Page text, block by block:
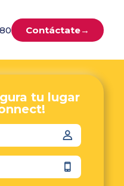
Contáctate→
tu lugar